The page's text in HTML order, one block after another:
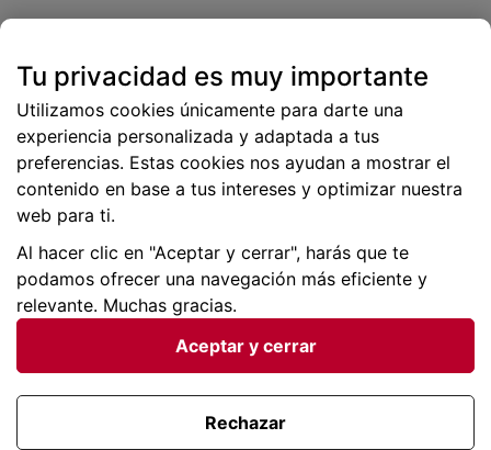
Más de 2 millones de descargas
Condiciones generales |Privacidad de datos | Política
Viajes para ti SLU Copyright © BuscoUnChollo.com
Tu privacidad es muy importante
Utilizamos cookies únicamente para darte una
experiencia personalizada y adaptada a tus
preferencias. Estas cookies nos ayudan a mostrar el
contenido en base a tus intereses y optimizar nuestra
web para ti.
Al hacer clic en "Aceptar y cerrar", harás que te
podamos ofrecer una navegación más eficiente y
relevante. Muchas gracias.
Aceptar y cerrar
Rechazar